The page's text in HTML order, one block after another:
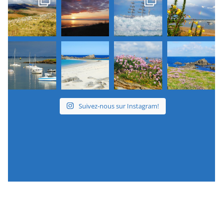
Suivez-nous sur Instagram!